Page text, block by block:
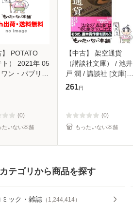
】 POTATO
ト） 2021年 05
ン・パブリッ
[雑誌]【メール
(0)
たいない本舗
【中古】 架空通貨
（講談社文庫） / 池井
戸 潤 / 講談社 [文庫]
【メール便送料無料】
261円
(0)
もったいない本舗
テゴリから商品を探す
ック・雑誌 （ 1,244,414）